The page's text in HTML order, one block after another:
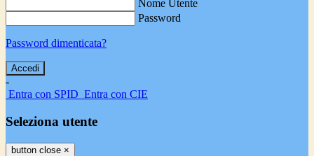
Nome Utente
Password
Password dimenticata?
-
Entra con SPID Entra con CIE
Seleziona utente
button close ×